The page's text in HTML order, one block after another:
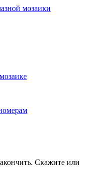
мозаики
Скажите или